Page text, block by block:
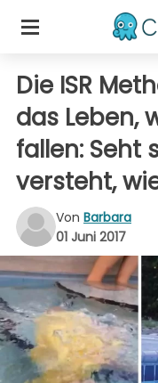
Die ISR
das Leben,
fallen: Seht
versteht,
Von Barbara
01 Juni 2017